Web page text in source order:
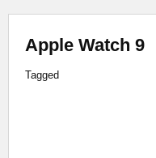
Apple Watch 9
Tagged